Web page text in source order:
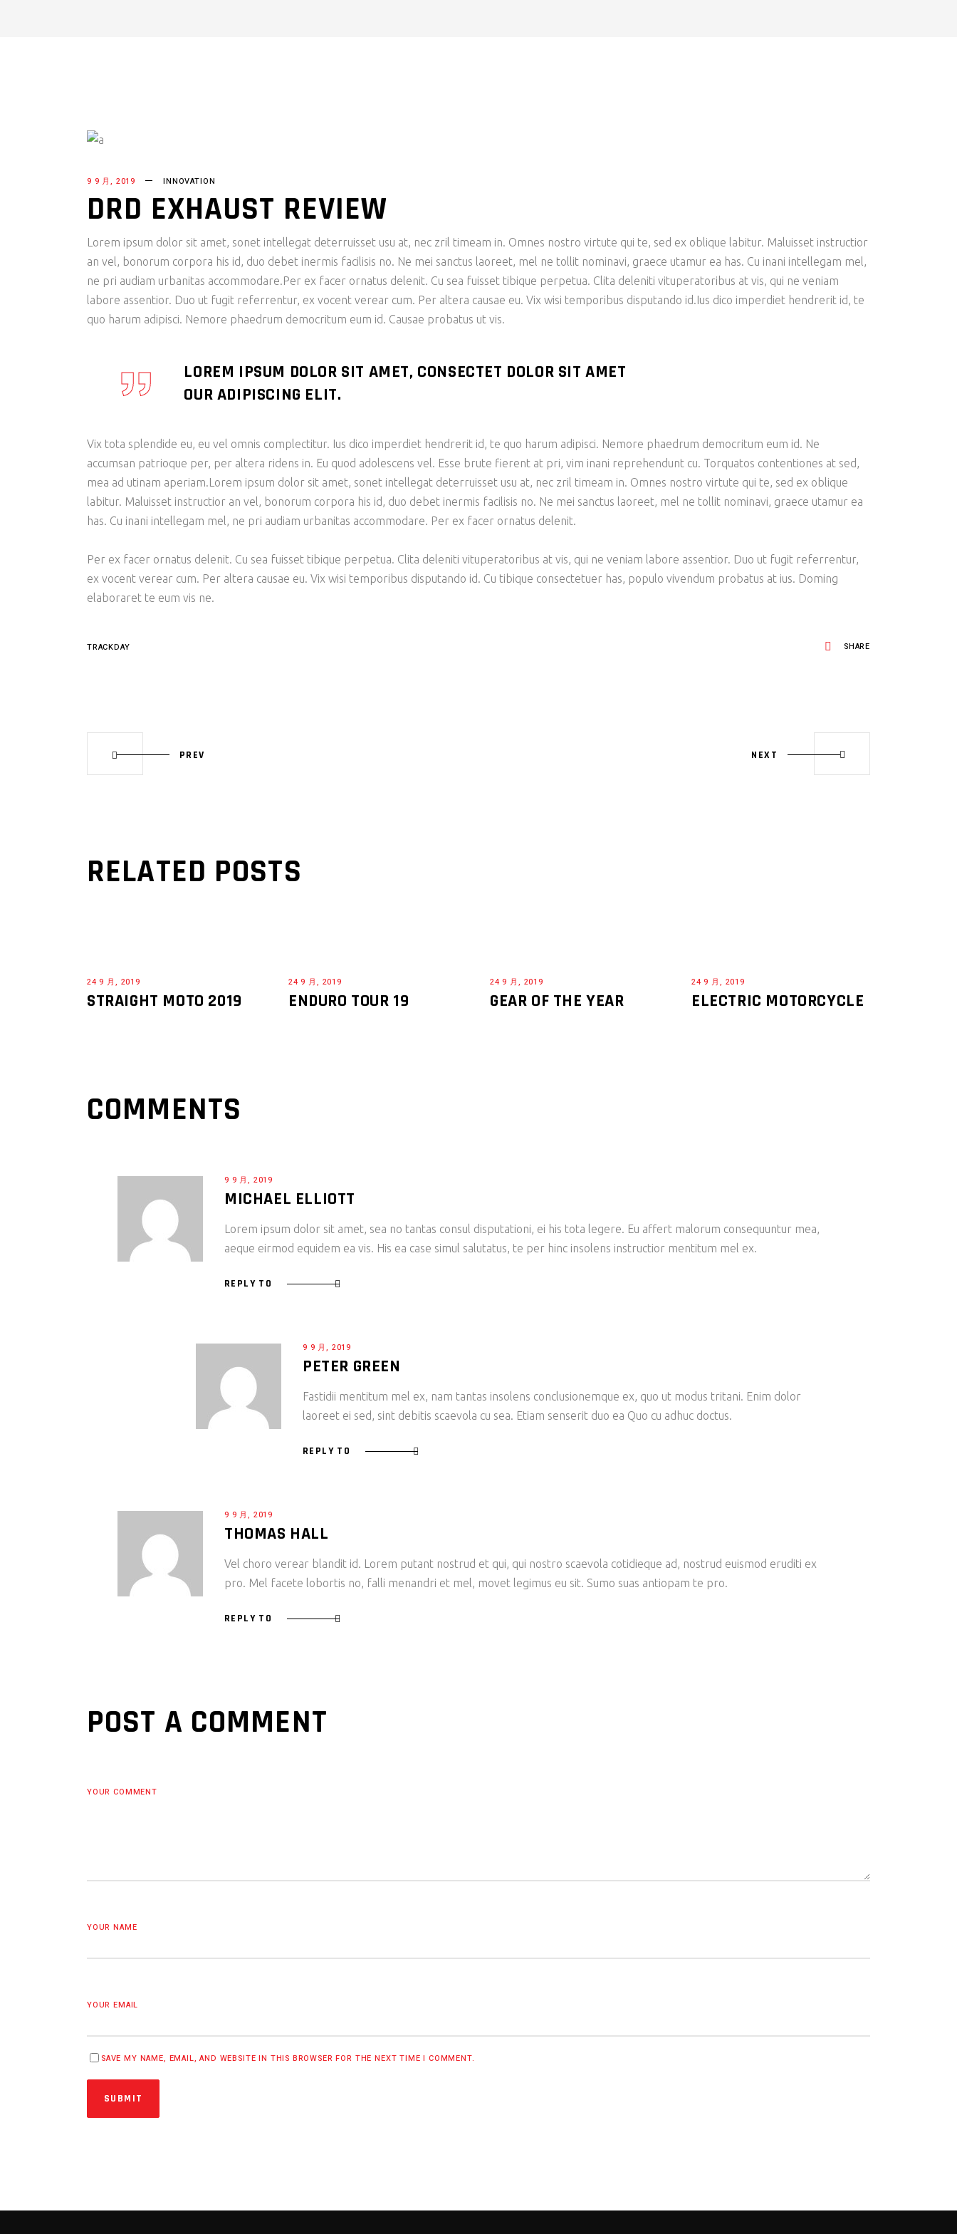
9 9 月, 2019 INNOVATION
DRD EXHAUST REVIEW
Lorem ipsum dolor sit amet, sonet intellegat deterruisset usu at, nec zril timeam in. Omnes nostro virtute qui te, sed ex oblique labitur. Maluisset instructior
an vel, bonorum corpora his id, duo debet inermis facilisis no. Ne mei sanctus laoreet, mel ne tollit nominavi, graece utamur ea has. Cu inani intellegam mel,
ne pri audiam urbanitas accommodare.Per ex facer ornatus delenit. Cu sea fuisset tibique perpetua. Clita deleniti vituperatoribus at vis, qui ne veniam
labore assentior. Duo ut fugit referrentur, ex vocent verear cum. Per altera causae eu. Vix wisi temporibus disputando id.Ius dico imperdiet hendrerit id, te
quo harum adipisci. Nemore phaedrum democritum eum id. Causae probatus ut vis.
LOREM IPSUM DOLOR SIT AMET, CONSECTET DOLOR SIT AMET
OUR ADIPISCING ELIT.
Vix tota splendide eu, eu vel omnis complectitur. Ius dico imperdiet hendrerit id, te quo harum adipisci. Nemore phaedrum democritum eum id. Ne
accumsan patrioque per, per altera ridens in. Eu quod adolescens vel. Esse brute fierent at pri, vim inani reprehendunt cu. Torquatos contentiones at sed,
mea ad utinam aperiam.Lorem ipsum dolor sit amet, sonet intellegat deterruisset usu at, nec zril timeam in. Omnes nostro virtute qui te, sed ex oblique
labitur. Maluisset instructior an vel, bonorum corpora his id, duo debet inermis facilisis no. Ne mei sanctus laoreet, mel ne tollit nominavi, graece utamur ea
has. Cu inani intellegam mel, ne pri audiam urbanitas accommodare. Per ex facer ornatus delenit.
Per ex facer ornatus delenit. Cu sea fuisset tibique perpetua. Clita deleniti vituperatoribus at vis, qui ne veniam labore assentior. Duo ut fugit referrentur,
ex vocent verear cum. Per altera causae eu. Vix wisi temporibus disputando id. Cu tibique consectetuer has, populo vivendum probatus at ius. Doming
elaboraret te eum vis ne.
TRACKDAY SHARE
PREV NEXT
RELATED POSTS
24 9 月, 2019
STRAIGHT MOTO 2019
24 9 月, 2019
ENDURO TOUR 19
24 9 月, 2019
GEAR OF THE YEAR
24 9 月, 2019
ELECTRIC MOTORCYCLE
COMMENTS
9 9 月, 2019
MICHAEL ELLIOTT
Lorem ipsum dolor sit amet, sea no tantas consul disputationi, ei his tota legere. Eu affert malorum consequuntur mea,
aeque eirmod equidem ea vis. His ea case simul salutatus, te per hinc insolens instructior mentitum mel ex.
REPLY TO
9 9 月, 2019
PETER GREEN
Fastidii mentitum mel ex, nam tantas insolens conclusionemque ex, quo ut modus tritani. Enim dolor
laoreet ei sed, sint debitis scaevola cu sea. Etiam senserit duo ea Quo cu adhuc doctus.
REPLY TO
9 9 月, 2019
THOMAS HALL
Vel choro verear blandit id. Lorem putant nostrud et qui, qui nostro scaevola cotidieque ad, nostrud euismod eruditi ex
pro. Mel facete lobortis no, falli menandri et mel, movet legimus eu sit. Sumo suas antiopam te pro.
REPLY TO
POST A COMMENT
YOUR COMMENT
YOUR NAME
YOUR EMAIL
SAVE MY NAME, EMAIL, AND WEBSITE IN THIS BROWSER FOR THE NEXT TIME I COMMENT.
SUBMIT